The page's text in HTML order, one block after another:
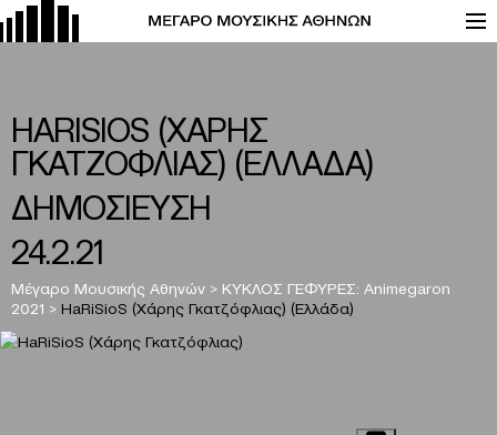
HARISIOS (ΧΑΡΗΣ
ΓΚΑΤΖΟΦΛΙΑΣ) (ΕΛΛΑΔΑ)
ΔΗΜΟΣΙΕΥΣΗ
24.2.21
Μέγαρο Μουσικής Αθηνών > ΚΥΚΛΟΣ ΓΕΦΥΡΕΣ: Animegaron
2021 > HaRiSioS (Χάρης Γκατζόφλιας) (Ελλάδα)